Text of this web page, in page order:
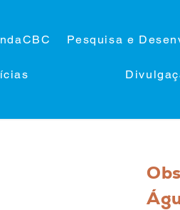
Pesquisa e